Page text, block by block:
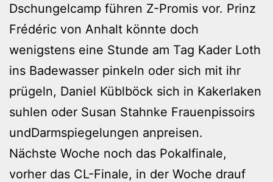
Dschungelcamp führen Z-Promis vor. Prinz
Frédéric von Anhalt könnte doch
wenigstens eine Stunde am Tag Kader Loth
ins Badewasser pinkeln oder sich mit ihr
prügeln, Daniel Küblböck sich in Kakerlaken
suhlen oder Susan Stahnke Frauenpissoirs
undDarmspiegelungen anpreisen.
Nächste Woche noch das Pokalfinale,
vorher das CL-Finale, in der Woche drauf